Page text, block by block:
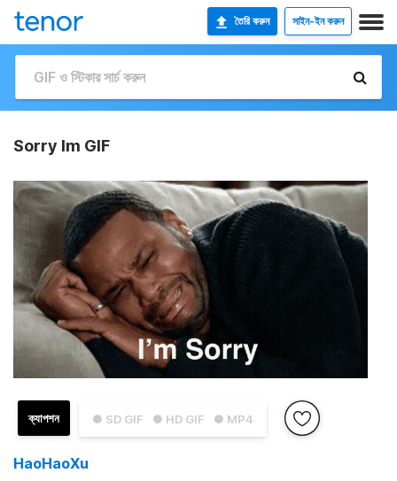
তৈরি করুন সাইন-ইন করুন
Sorry Im GIF
● SD GIF ● HD GIF ● MP4
ক্যাপশন
HaoHaoXu